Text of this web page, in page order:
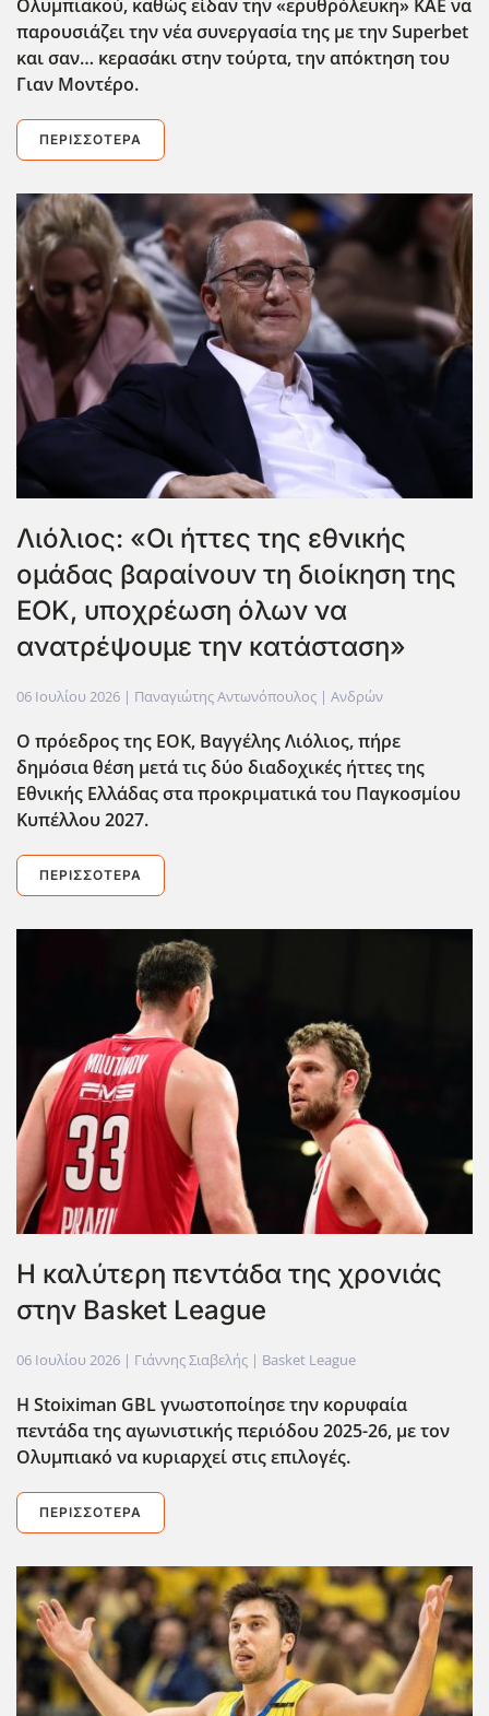
Ολυμπιακού, καθώς είδαν την «ερυθρόλευκη» ΚΑΕ να
παρουσιάζει την νέα συνεργασία της με την Superbet
και σαν… κερασάκι στην τούρτα, την απόκτηση του
Γιαν Μοντέρο.
ΠΕΡΙΣΣΌΤΕΡΑ
Λιόλιος: «Οι ήττες της εθνικής
ομάδας βαραίνουν τη διοίκηση της
ΕΟΚ, υποχρέωση όλων να
ανατρέψουμε την κατάσταση»
06 Ιουλίου 2026 | Παναγιώτης Αντωνόπουλος | Ανδρών
Ο πρόεδρος της ΕΟΚ, Βαγγέλης Λιόλιος, πήρε
δημόσια θέση μετά τις δύο διαδοχικές ήττες της
Εθνικής Ελλάδας στα προκριματικά του Παγκοσμίου
Κυπέλλου 2027.
ΠΕΡΙΣΣΌΤΕΡΑ
Η καλύτερη πεντάδα της χρονιάς
στην Basket League
06 Ιουλίου 2026 | Γιάννης Σιαβελής | Basket League
Η Stoiximan GBL γνωστοποίησε την κορυφαία
πεντάδα της αγωνιστικής περιόδου 2025-26, με τον
Ολυμπιακό να κυριαρχεί στις επιλογές.
ΠΕΡΙΣΣΌΤΕΡΑ